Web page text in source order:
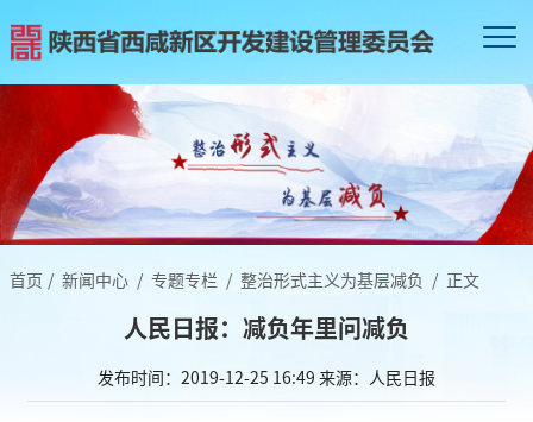
首页 / 新闻中心 / 专题专栏 / 整治形式主义为基层减负 / 正文
人民日报：减负年里问减负
发布时间：2019-12-25 16:49 来源：人民日报